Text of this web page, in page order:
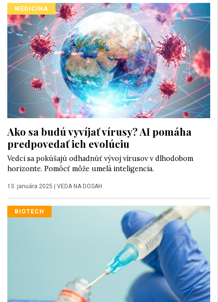
MEDICÍNA
Ako sa budú vyvíjať vírusy? AI pomáha
predpovedať ich evolúciu
Vedci sa pokúšajú odhadnúť vývoj vírusov v dlhodobom
horizonte. Pomôcť môže umelá inteligencia.
13. januára 2025 | VEDA NA DOSAH
BIOTECH